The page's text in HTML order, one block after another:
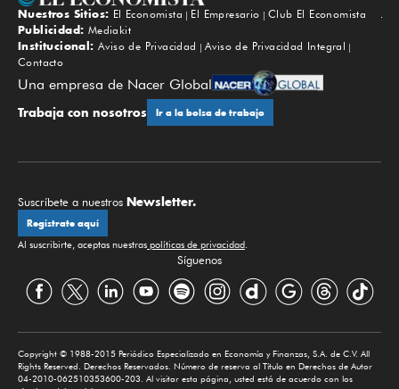
Subir
Nuestros Sitios: El Economista El Empresario
Club El Economista
Publicidad: Mediakit
Institucional: Aviso de Privacidad
Aviso de Privacidad Integral
Contacto
Una empresa de Nacer Global
Trabaja con nosotros Ir a la bolsa de trabajo
Suscríbete a nuestros Newsletter.
Regístrate aquí
Al suscribirte, aceptas nuestras políticas de privacidad
Síguenos
Copyright © 1988-2015 Periódico Especializado en Economía y Finanzas, S.A. de C.V. All
Rights Reserved. Derechos Reservados. Número de reserva al Título en Derechos de Autor
04-2010-062510353600-203. Al visitar esta página, usted está de acuerdo con los